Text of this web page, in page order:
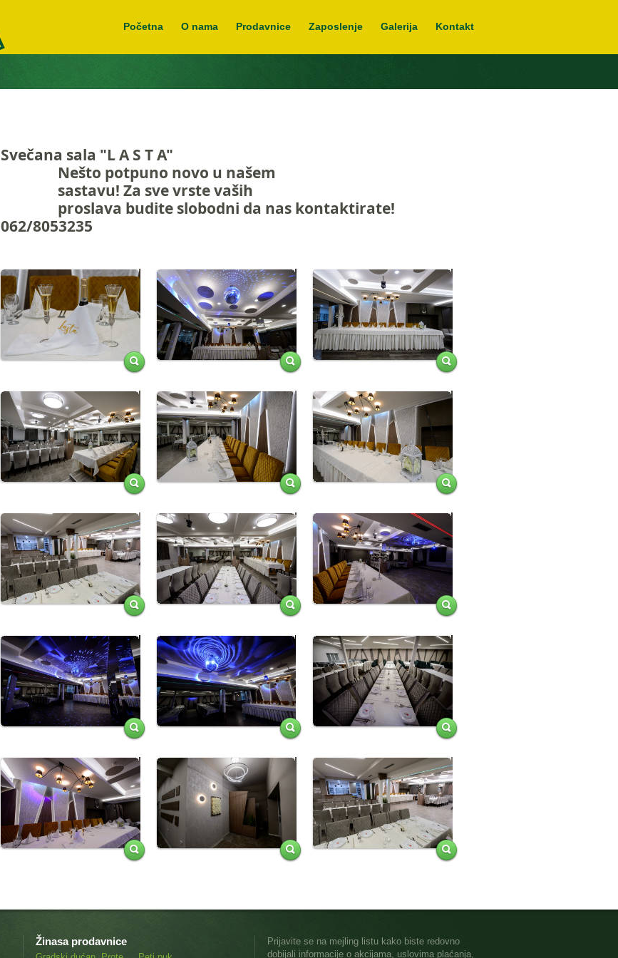
Početna O nama Prodavnice Zaposlenje Galerija Kontakt
Svečana sala "L A S T A"
		Ne
što potpuno novo u našem
		sastavu!
Za sve vrste vaših
062/8053235
Žinasa prodavnice
Prijavite se na mejling listu kako biste redovno
dobijali informacije o akcijama, uslovima plaćanja,